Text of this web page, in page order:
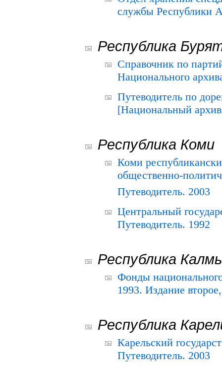
службы Республики
Республика
Справочник по
Национального
Путеводитель по
[Национальный
Республика Коми
Коми
общественно-
Путеводитель. 2003
Центральный
Путеводитель. 1992
Республика
Фонды
1993. Издание
Республика
Карельский
Путеводитель. 2003